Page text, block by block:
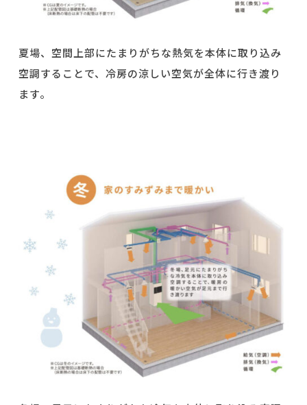
夏場、空間上部にたまりがちな熱気を本体に取り込み
空調することで、冷房の涼しい空気が全体に行き渡り
ます。